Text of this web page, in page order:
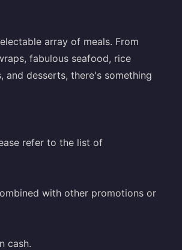
array of meals. From
fabulous seafood, rice
and desserts, there's something
refer to the list of
with other promotions or
cash.